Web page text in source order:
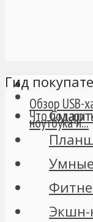
Что
Обзор USB-
ноутбука и...
Гид